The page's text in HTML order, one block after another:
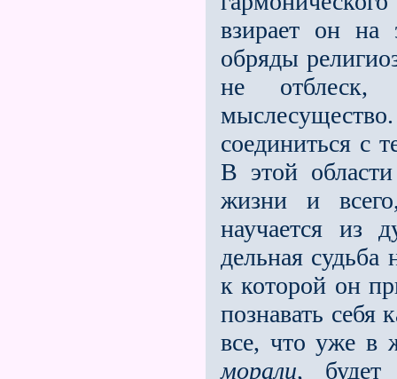
взирает он
обряды
не
соеди­ниться с
В этой
жизни и
научается из
дельная
к которой он
познавать себя
все, что уже в
морали, будет